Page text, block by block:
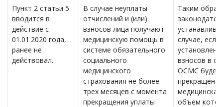
Пункт 2 статьи 5
вводится в
действие с
01.01.2020 года,
ранее не
действовал.
В случае неуплаты
отчислений и (или)
взносов лица получают
медицинскую помощь в
системе обязательного
социального
медицинского
страхования не более
трех месяцев с момента
прекращения уплаты
Таким
случае, если
взносов в
ОСМС будет
прекращена,
объем